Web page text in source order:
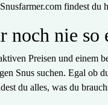
findest
noch nie so
Preisen und einem
Snus suchen. Egal ob
du alles, was du